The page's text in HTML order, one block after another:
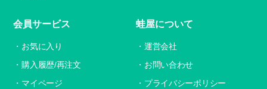
会員サービス
お気に入り
購入履歴/再注文
マイページ
蛙屋について
運営会社
お問い合わせ
プライバシーポリシー